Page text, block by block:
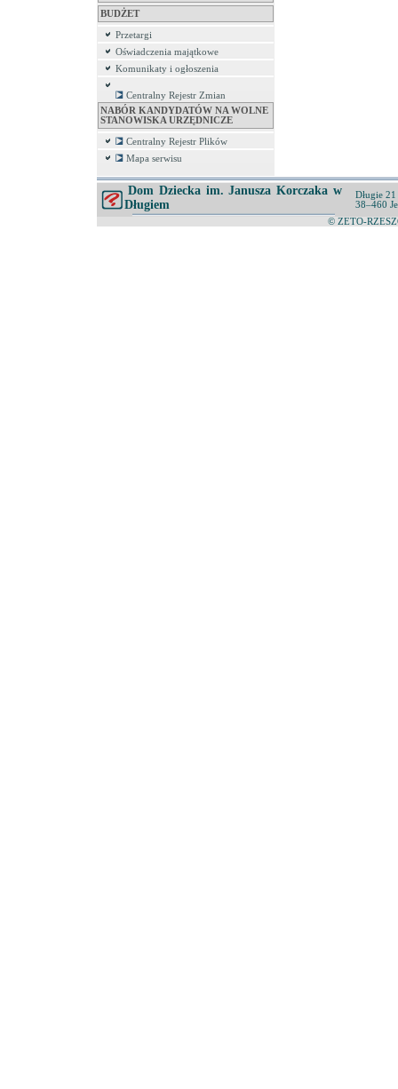
BUDŻET
Przetargi
Oświadczenia majątkowe
Komunikaty i ogłoszenia
Centralny Rejestr Zmian
NABÓR KANDYDATÓW NA WOLNE
STANOWISKA URZĘDNICZE
Centralny Rejestr Plików
Mapa serwisu
Dom Dziecka im. Janusza Korczaka w
Długiem
Długie 21
38–460
© ZETO-